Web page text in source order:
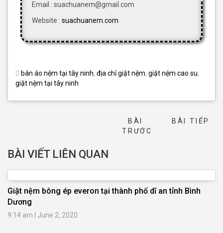
Email : suachuanem@gmail.com
Website : suachuanem.com
bán áo nệm tại tây ninh, địa chỉ giặt nệm, giặt nệm cao su,
giặt nệm tại tây ninh
BÀI
TRƯỚC
BÀI TIẾP→
BÀI VIẾT LIÊN QUAN
Giặt nệm bông ép everon tại thành phố dĩ an tỉnh Bình
Dương
9:14 am June 2, 2020